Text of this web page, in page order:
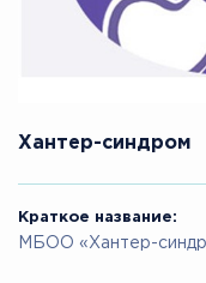
Краткое название:
МБОО «Хантер-
Хантер-синдром